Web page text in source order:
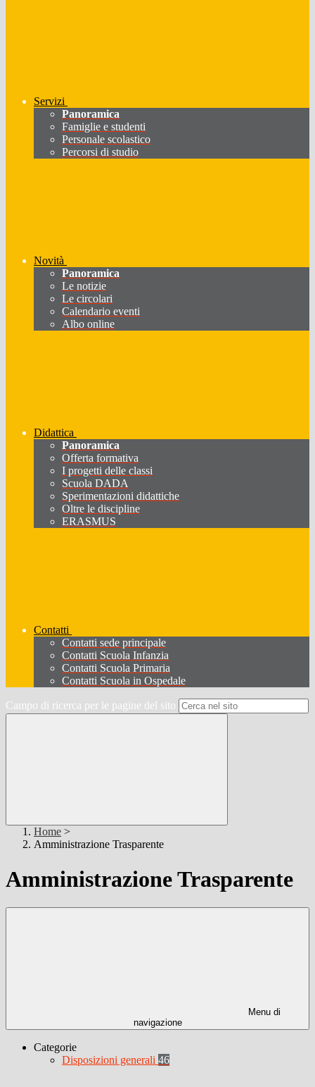
Servizi
Panoramica
Famiglie e studenti
Personale scolastico
Percorsi di studio
Novità
Panoramica
Le notizie
Le circolari
Calendario eventi
Albo online
Didattica
Panoramica
Offerta formativa
I progetti delle classi
Scuola DADA
Sperimentazioni didattiche
Oltre le discipline
ERASMUS
Contatti
Contatti sede principale
Contatti Scuola Infanzia
Contatti Scuola Primaria
Contatti Scuola in Ospedale
Campo di ricerca per le pagine del sito
Home >
Amministrazione Trasparente
Amministrazione Trasparente
Menu di
navigazione
Categorie
Disposizioni generali 46